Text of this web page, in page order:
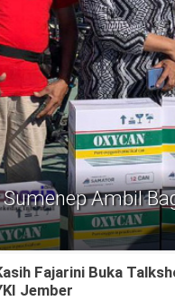
Ambil
Fajarini Buka
Jember